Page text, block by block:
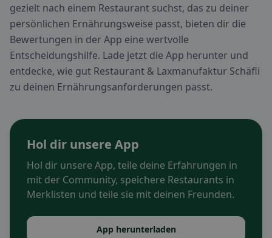
gezielt nach einem Restaurant suchst, das zu deiner
persönlichen Ernährungsweise passt, bieten dir die
Bewertungen in der App eine wertvolle
Entscheidungshilfe. Lade jetzt die App herunter und
entdecke, wie gut Restaurant & Laxmanufaktur Schäfli
zu deinen Ernährungsanforderungen passt.
Hol dir unsere App
Hol dir unsere App, teile deine Erfahrungen in
mit der Community, speichere Restaurants in
Merklisten und teile sie mit deinen Freunden.
App herunterladen